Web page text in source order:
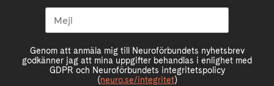
Genom att anmäla mig till Neuroförbundets nyhetsbrev
godkänner jag att mina uppgifter behandlas i enlighet med
GDPR och Neuroförbundets integritetspolicy
(neuro.se/integritet)